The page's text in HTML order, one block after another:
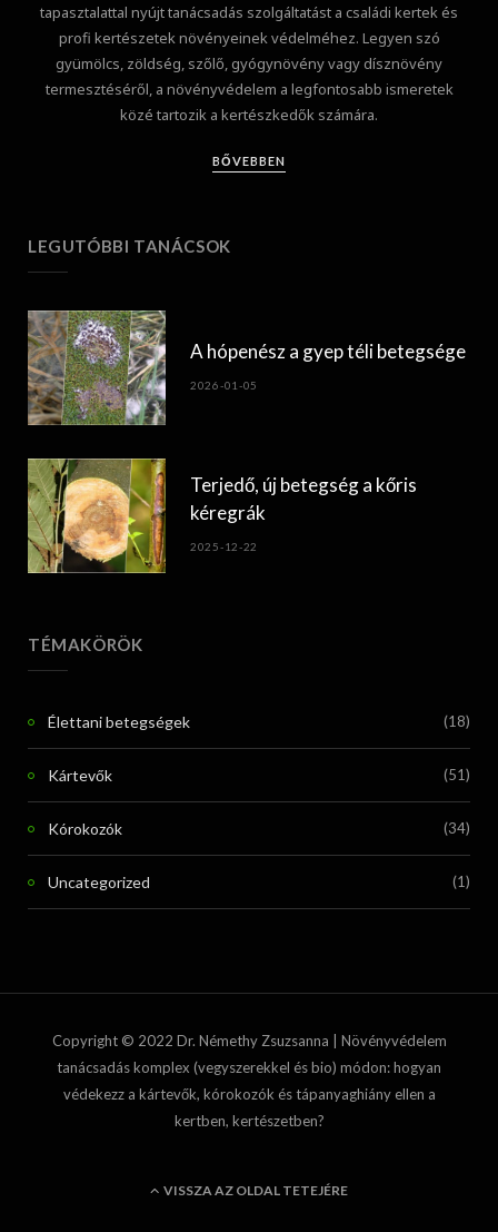
tapasztalattal nyújt tanácsadás szolgáltatást a családi kertek és
profi kertészetek növényeinek védelméhez. Legyen szó
gyümölcs, zöldség, szőlő, gyógynövény vagy dísznövény
termesztéséről, a növényvédelem a legfontosabb ismeretek
közé tartozik a kertészkedők számára.
BŐVEBBEN
LEGUTÓBBI TANÁCSOK
A hópenész a gyep téli betegsége
2026-01-05
Terjedő, új betegség a kőris
kéregrák
2025-12-22
TÉMAKÖRÖK
Élettani betegségek (18)
Kártevők (51)
Kórokozók (34)
Uncategorized (1)
Copyright © 2022 Dr. Némethy Zsuzsanna | Növényvédelem
tanácsadás komplex (vegyszerekkel és bio) módon: hogyan
védekezz a kártevők, kórokozók és tápanyaghiány ellen a
kertben, kertészetben?
VISSZA AZ OLDAL TETEJÉRE